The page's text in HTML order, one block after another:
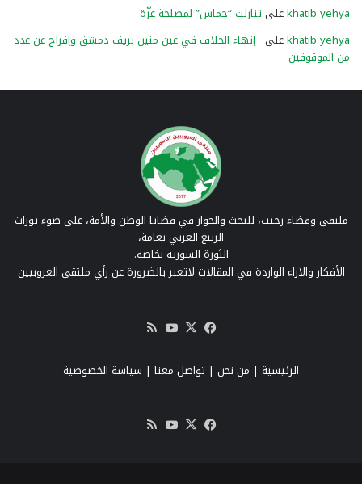
khatib yehyaعلى تنازلت “حماس” لمصلحة غزّة
khatib yehyaعلى إنهاء الخلاف في عين منين بريف دمشق وإفراج عن عدد
من الموقوفين
ملتقى وفضاء رحيب، للبحث والحوار في قضايا الوطن والأمة، على ضوء ثورات
الربيع العربي بعامة،
الثورة السورية بخاصة.
الأفكار والآراء الواردة في المقالات لاتعبر بالضرورة عن رأي ملتقى العروبيين
فيسبوك
‫X
‫YouTube
RSS
الرئيسية | من نحن | تواصل معنا | سياسة الخصوصية
فيسبوك
‫X
‫YouTube